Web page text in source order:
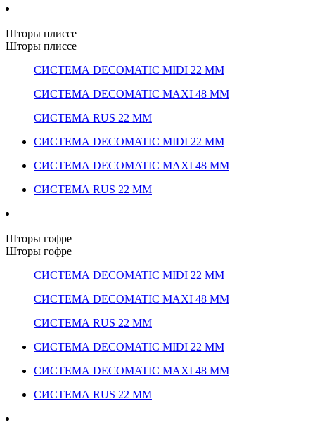
Шторы плиссе
Шторы плиссе
СИСТЕМА DECOMATIC MIDI 22 ММ
СИСТЕМА DECOMATIC MAXI 48 ММ
СИСТЕМА RUS 22 ММ
СИСТЕМА DECOMATIC MIDI 22 ММ
СИСТЕМА DECOMATIC MAXI 48 ММ
СИСТЕМА RUS 22 ММ
Шторы гофре
Шторы гофре
СИСТЕМА DECOMATIC MIDI 22 ММ
СИСТЕМА DECOMATIC MAXI 48 ММ
СИСТЕМА RUS 22 ММ
СИСТЕМА DECOMATIC MIDI 22 ММ
СИСТЕМА DECOMATIC MAXI 48 ММ
СИСТЕМА RUS 22 ММ